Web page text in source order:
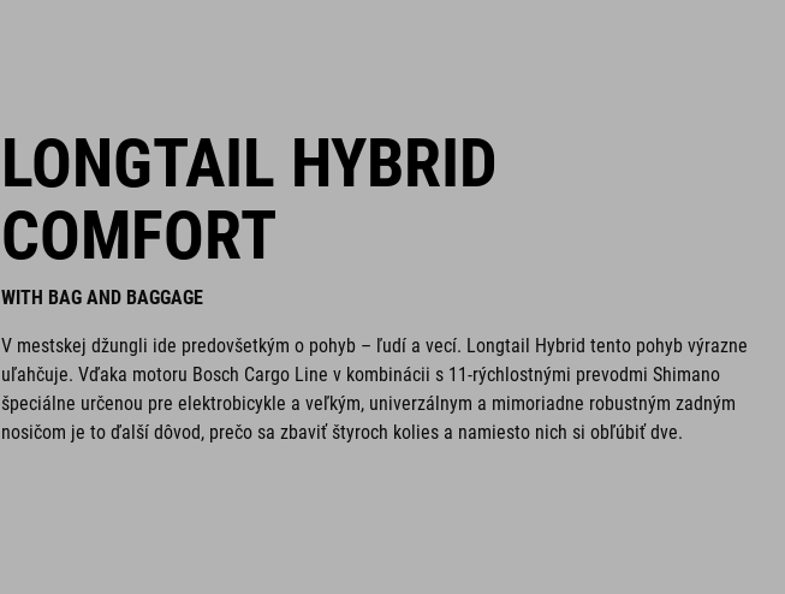
LONGTAIL HYBRID
COMFORT
WITH BAG AND BAGGAGE
V mestskej džungli ide predovšetkým o pohyb – ľudí a vecí. Longtail Hybrid tento pohyb výrazne
uľahčuje. Vďaka motoru Bosch Cargo Line v kombinácii s 11-rýchlostnými prevodmi Shimano
špeciálne určenou pre elektrobicykle a veľkým, univerzálnym a mimoriadne robustným zadným
nosičom je to ďalší dôvod, prečo sa zbaviť štyroch kolies a namiesto nich si obľúbiť dve.